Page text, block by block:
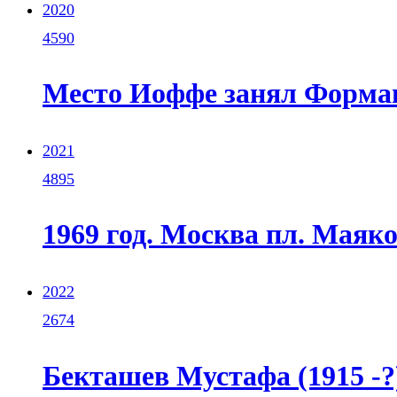
2020
4590
Место Иоффе занял
2021
4895
1969 год. Москва пл.
2022
2674
Бекташев Мустафа (1915 -